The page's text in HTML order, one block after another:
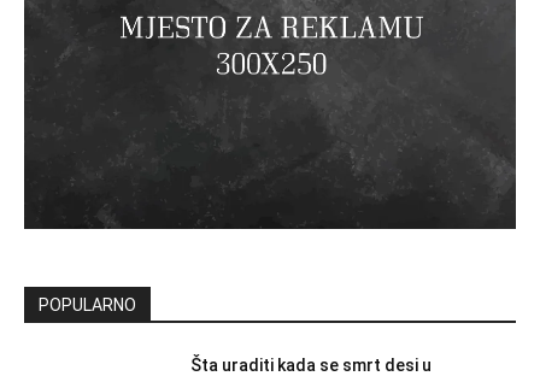
POPULARNO
Šta uraditi kada se smrt desi u